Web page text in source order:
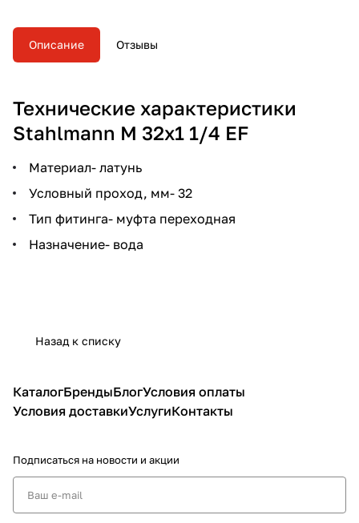
Описание Отзывы
Технические характеристики
Stahlmann M 32х1 1/4 EF
Материал- латунь
Условный проход, мм- 32
Тип фитинга- муфта переходная
Назначение- вода
Назад к списку
КаталогБрендыБлогУсловия оплаты
Условия доставкиУслугиКонтакты
Подписаться на новости и акции